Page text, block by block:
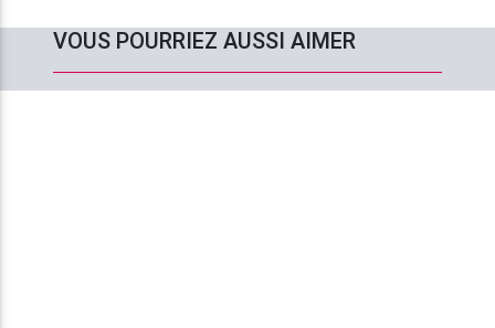
VOUS POURRIEZ AUSSI AIMER